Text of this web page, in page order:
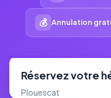
💰 Annulation
Réservez votre
Plouescat